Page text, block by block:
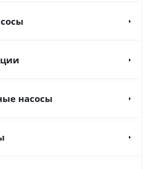
насосы